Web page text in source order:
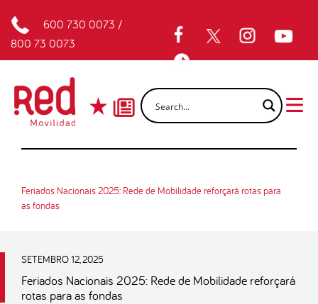
600 730 0073 /
800 73 0073
Feriados Nacionais 2025: Rede de Mobilidade reforçará rotas para
as fondas
SETEMBRO 12, 2025
Feriados Nacionais 2025: Rede de Mobilidade reforçará
rotas para as fondas